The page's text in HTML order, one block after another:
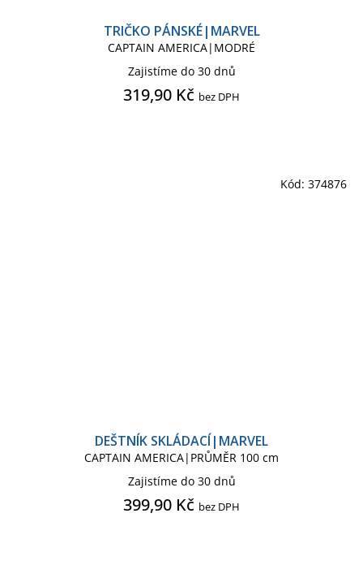
TRIČKO PÁNSKÉ|MARVEL
CAPTAIN AMERICA|MODRÉ
Zajistíme do 30 dnů
319,90 Kč bez DPH
DEŠTNÍK SKLÁDACÍ|MARVEL
CAPTAIN AMERICA|PRŮMĚR 100 cm
Zajistíme do 30 dnů
399,90 Kč bez DPH
Kód: 374876